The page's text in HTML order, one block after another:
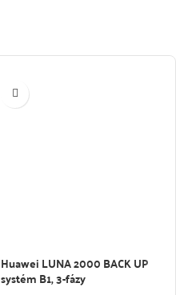
Huawei LUNA 2000 BACK UP
systém B1, 3-fázy